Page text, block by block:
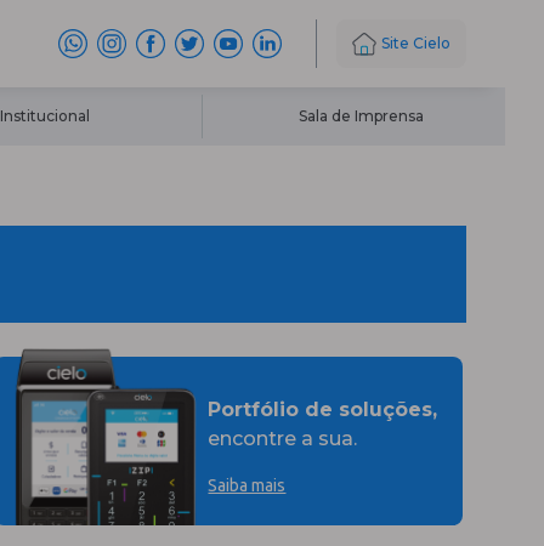
Site Cielo
Institucional Sala de Imprensa
Portfólio de soluções,
encontre a sua.
Saiba mais